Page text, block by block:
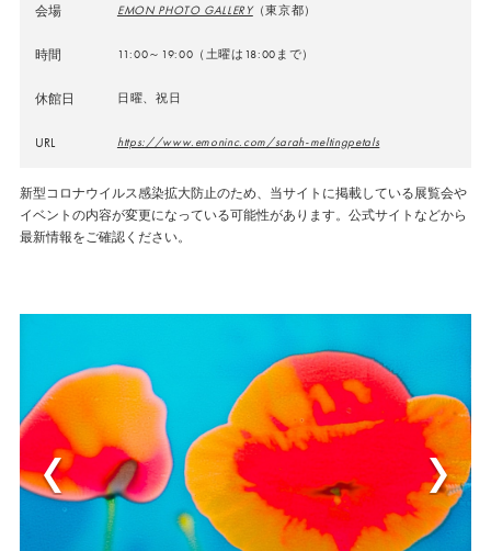
会場 EMON PHOTO GALLERY（東京都）
時間 11:00～19:00（土曜は18:00まで）
休館日 日曜、祝日
URL https://www.emoninc.com/sarah-meltingpetals
新型コロナウイルス感染拡大防止のため、当サイトに掲載している展覧会や
イベントの内容が変更になっている可能性があります。公式サイトなどから
最新情報をご確認ください。